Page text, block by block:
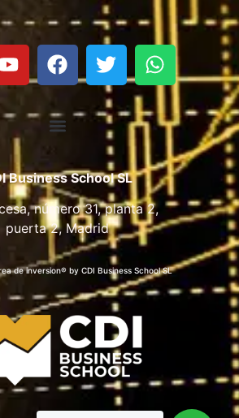
Business School SL
número 31, planta 2,
puerta 2, Madrid
de inversion® by CDI Business School SL